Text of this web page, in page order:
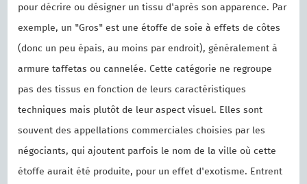
pour décrire ou désigner un tissu d'après son apparence. Par
exemple, un "Gros" est une étoffe de soie à effets de côtes
(donc un peu épais, au moins par endroit), généralement à
armure taffetas ou cannelée. Cette catégorie ne regroupe
pas des tissus en fonction de leurs caractéristiques
techniques mais plutôt de leur aspect visuel. Elles sont
souvent des appellations commerciales choisies par les
négociants, qui ajoutent parfois le nom de la ville où cette
étoffe aurait été produite, pour un effet d'exotisme. Entrent